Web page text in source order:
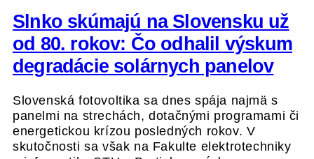
Slnko skúmajú na Slovensku už
od 80. rokov: Čo odhalil výskum
degradácie solárnych panelov
Slovenská fotovoltika sa dnes spája najmä s
panelmi na strechách, dotačnými programami či
energetickou krízou posledných rokov. V
skutočnosti sa však na Fakulte elektrotechniky